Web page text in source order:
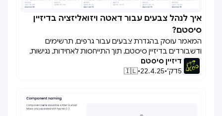

איך לנהל צבעים עבור דאטה ויזואליזציה בדיזיין
סיסטם?
המאמר עוסק בהגדרת צבעים עבור גרפים, תרשימים
ודשבורדים בדיזיין סיסטם, תוך התייחסות לאחידות, נגישות,
והבחנה בין צבעים סמנטיים לצבעים ייחודיים לנתונים.
דיזיין סיסטם
5דק׳•
22.4.25
•
🇮🇱